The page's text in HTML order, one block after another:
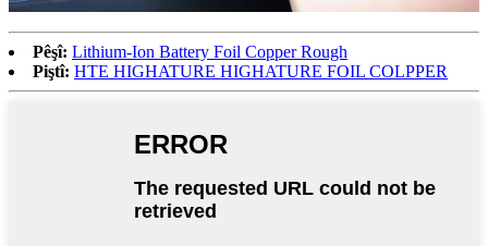
Pêşî: Lithium-Ion Battery Foil Copper Rough
Piştî: HTE HIGHATURE HIGHATURE FOIL COLPPER